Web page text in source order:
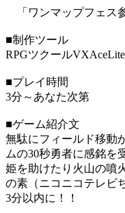
「ワンマップフェス
■制作ツール
RPGツクール
■プレイ時間
3分～あなた次第
■ゲーム紹介文
無駄にフィールド移動
ムの30秒勇者に感銘を
姫を助けたり火山の噴
の素（ニコニコテレビ
3分以内に！！